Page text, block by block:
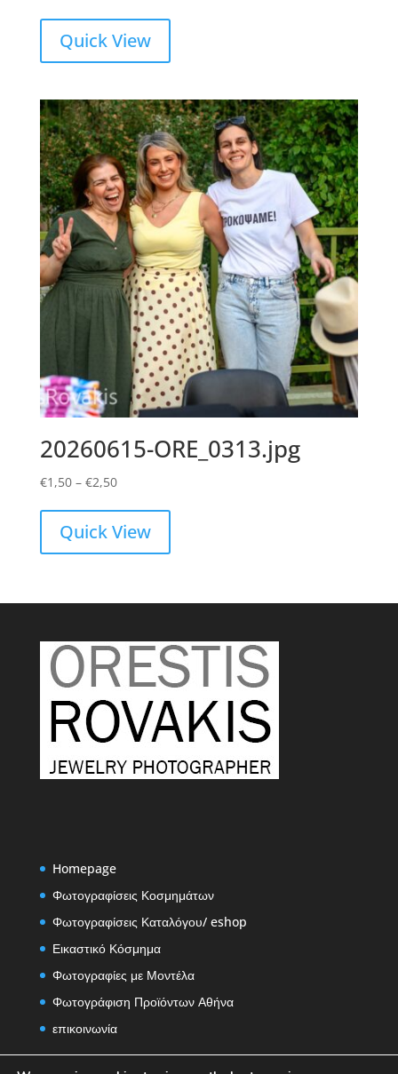
€2,00
through
Quick View
20260615-ORE_0313.jpg
€1,50 – €2,50Price
€1,50
through
Quick View
Homepage
Φωτογραφίσεις Κοσμημάτων
Φωτογραφίσεις Καταλόγου/ eshop
Εικαστικό Κόσμημα
Φωτογραφίες με Μοντέλα
Φωτογράφιση Προϊόντων Αθήνα
επικοινωνία